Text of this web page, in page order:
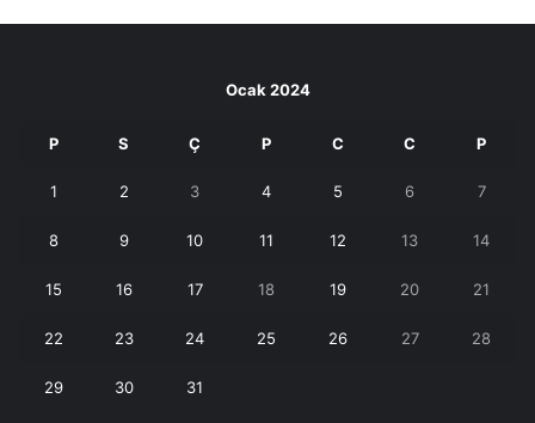
Ocak 2024
P S Ç P C C P
1 2 3 4 5 6 7
8 9 10 11 12 13 14
15 16 17 18 19 20 21
22 23 24 25 26 27 28
29 30 31